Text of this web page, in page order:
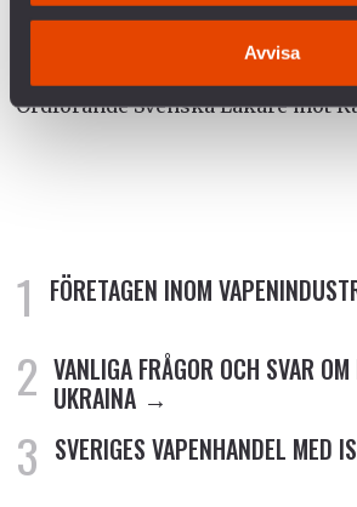
Avvisa
skiljedomsföreningen
Vendela Englund Burnett
Ordförande Svenska Läkare mot
FÖRETAGEN INOM
VANLIGA FRÅGOR OCH SVAR
UKRAINA
SVERIGES VAPENHANDEL MED